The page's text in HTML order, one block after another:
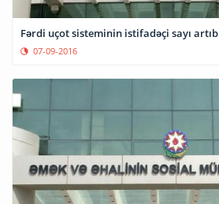
Fərdi uçot sisteminin istifadəçi sayı artıb
07-09-2016